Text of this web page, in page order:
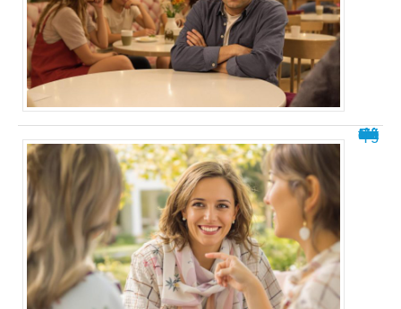
Rêver d’une ancienne amie avec qui on est fâché : signification